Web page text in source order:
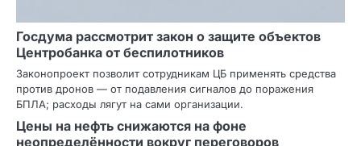
Госдума рассмотрит закон о защите объектов
Центробанка от беспилотников
Законопроект позволит сотрудникам ЦБ применять средства
против дронов — от подавления сигналов до поражения
БПЛА; расходы лягут на сами организации.
Цены на нефть снижаются на фоне
неопределённости вокруг переговоров